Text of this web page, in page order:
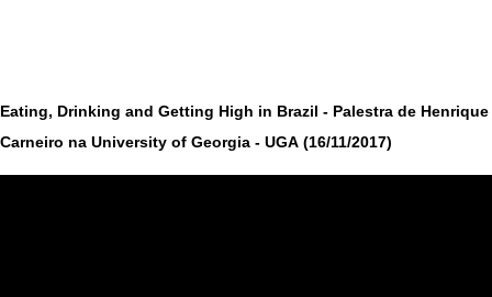
Eating, Drinking and Getting High in Brazil - Palestra de Henrique
Carneiro na University of Georgia - UGA (16/11/2017)